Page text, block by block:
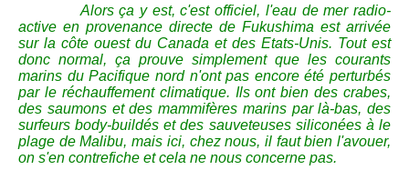
Alors ça y est, c'est officiel, l'eau de mer radio-
active en provenance directe de Fukushima est arrivée
sur la côte ouest du Canada et des Etats-Unis. Tout est
donc normal, ça prouve simplement que les courants
marins du Pacifique nord n'ont pas encore été perturbés
par le réchauffement climatique. Ils ont bien des crabes,
des saumons et des mammifères marins par là-bas, des
surfeurs body-buildés et des sauveteuses siliconées à le
plage de Malibu, mais ici, chez nous, il faut bien l'avouer,
on s'en contrefiche et cela ne nous concerne pas.